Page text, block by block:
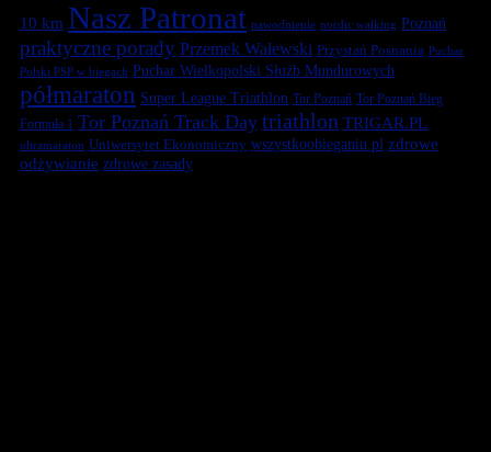
10 km Nasz Patronat nawodnienie nordic walking Poznań
praktyczne porady Przemek Walewski Przystań Posnania Puchar
Polski PSP w biegach Puchar Wielkopolski Służb Mundurowych
półmaraton Super League Triathlon Tor Poznań Tor Poznań Bieg
Formuła 1 Tor Poznań Track Day triathlon TRIGAR.PL
ultramaraton Uniwersytet Ekonomiczny wszystkoobieganiu.pl zdrowe
odżywianie zdrowe zasady